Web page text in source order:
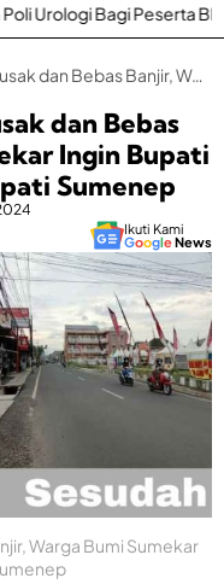
BPJS Kesehatan
Mampu Atasi Jalan Rusak dan Bebas Banjir, Warga Bumi Sumekar Ingin Bupati Fauzi Kembali Jadi Bupati Sumenep
dan Bebas
Ingin Bupati
Sumenep
Ikuti Kami
GoogleNews
Warga Bumi Sumekar